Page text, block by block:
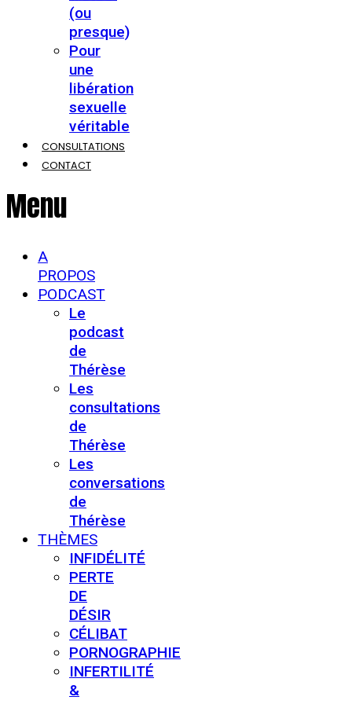
(ou
presque)
Pour
une
libération
sexuelle
véritable
CONSULTATIONS
CONTACT
Menu
A
PROPOS
PODCAST
Le
podcast
de
Thérèse
Les
consultations
de
Thérèse
Les
conversations
de
Thérèse
THÈMES
INFIDÉLITÉ
PERTE
DE
DÉSIR
CÉLIBAT
PORNOGRAPHIE
INFERTILITÉ
&